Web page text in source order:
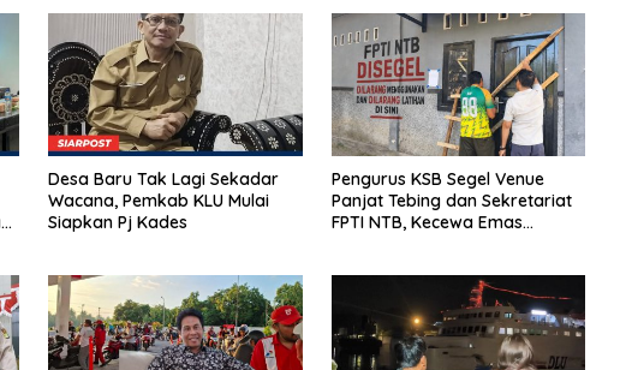
Desa Baru Tak Lagi Sekadar
Wacana, Pemkab KLU Mulai
Siapkan Pj Kades
Pengurus KSB Segel Venue
Panjat Tebing dan Sekretariat
FPTI NTB, Kecewa Emas